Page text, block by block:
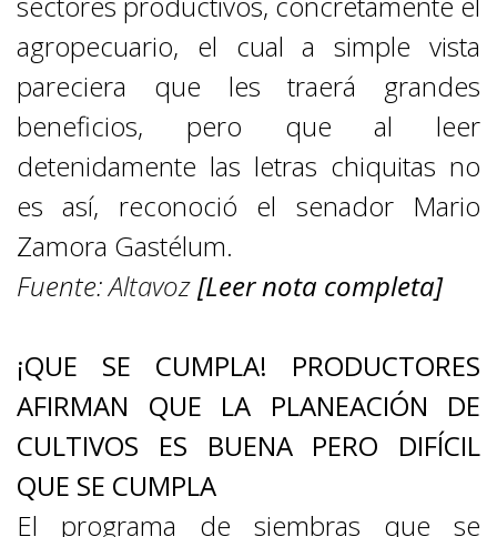
agropecuario, el cual a simple vista
pareciera que les traerá grandes
beneficios, pero que al leer
detenidamente las letras chiquitas no
es así, reconoció el senador Mario
Zamora Gastélum.
Fuente:Altavoz[Leer nota completa]
¡QUE SE CUMPLA! PRODUCTORES
AFIRMAN QUE LA PLANEACIÓN DE
CULTIVOS ES BUENA PERO DIFÍCIL
QUE SE CUMPLA
El programa de siembras que se